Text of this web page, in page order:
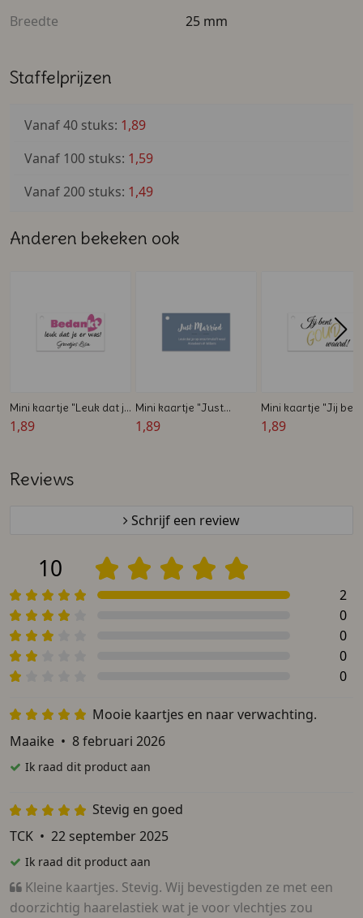
Breedte
25 mm
Staffelprijzen
Vanaf 40 stuks: 1,89
Vanaf 100 stuks: 1,59
Vanaf 200 stuks: 1,49
Anderen bekeken ook
Mini kaartje "Leuk dat je
er was!" – Zelf te
1,89
Mini kaartje "Just
Married" met namen –
1,89
Mini kaartje "Jij bent
GOUD waard" -
1,89
Reviews
Schrijf een review
10
2
0
0
0
0
Mooie kaartjes en naar verwachting.
Maaike • 8 februari 2026
Ik raad dit product aan
Stevig en goed
TCK • 22 september 2025
Ik raad dit product aan
Kleine kaartjes. Stevig. Wij bevestigden ze met een
doorzichtig haarelastiek wat je voor vlechtjes zou